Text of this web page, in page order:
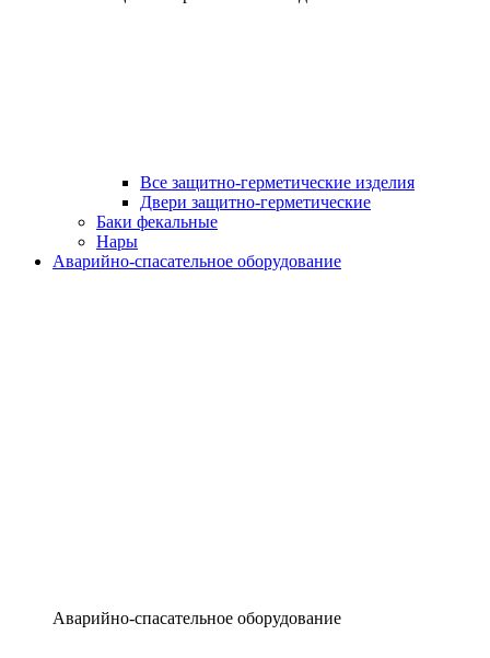
Все защитно-герметические изделия
Двери защитно-герметические
Баки фекальные
Нары
Аварийно-спасательное оборудование
Аварийно-спасательное оборудование